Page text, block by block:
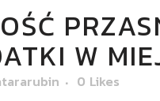
W
0 Likes